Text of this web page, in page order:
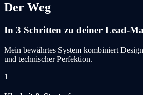
Der Weg
In 3 Schritten zu deiner Lead-
Mein bewährtes System kombiniert
und technischer Perfektion.
1